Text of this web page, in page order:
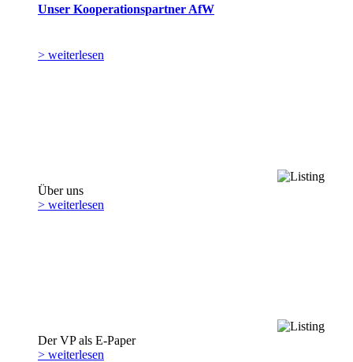
Unser Kooperationspartner AfW
> weiterlesen
Über uns
> weiterlesen
Der VP als E-Paper
> weiterlesen